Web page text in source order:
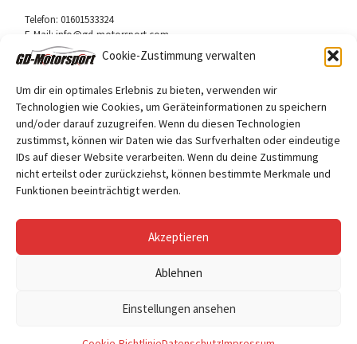
Cookie-Zustimmung verwalten
Um dir ein optimales Erlebnis zu bieten, verwenden wir
Technologien wie Cookies, um Geräteinformationen zu speichern
und/oder darauf zuzugreifen. Wenn du diesen Technologien
zustimmst, können wir Daten wie das Surfverhalten oder eindeutige
IDs auf dieser Website verarbeiten. Wenn du deine Zustimmung
nicht erteilst oder zurückziehst, können bestimmte Merkmale und
Funktionen beeinträchtigt werden.
Akzeptieren
Ablehnen
Einstellungen ansehen
Telefon: 01601533324
E-Mail: info@gd-motorsport.com
Folge uns
Facebook